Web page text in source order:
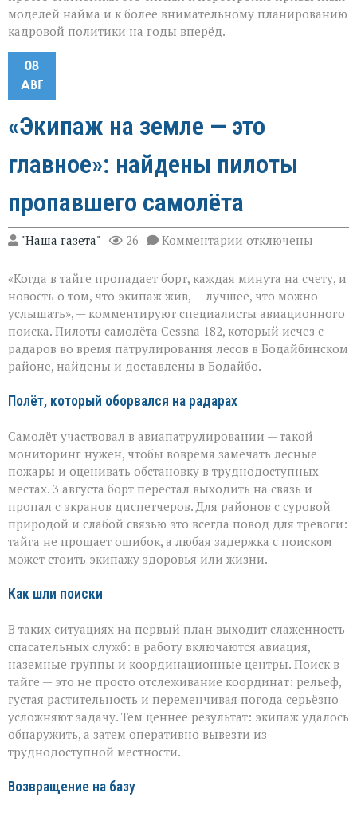
моделей найма и к более внимательному планированию
кадровой политики на годы вперёд.
08
АВГ
«Экипаж на земле — это
главное»: найдены пилоты
пропавшего самолёта
"Наша газета" 26 Комментарии к
записи
на
земле — это
главное»:
найдены
пилоты
пропавшего
самолёта
отключены
«Когда в тайге пропадает борт, каждая минута на счету, и
новость о том, что экипаж жив, — лучшее, что можно
услышать», — комментируют специалисты авиационного
поиска. Пилоты самолёта Cessna 182, который исчез с
радаров во время патрулирования лесов в Бодайбинском
районе, найдены и доставлены в Бодайбо.
Полёт, который оборвался на радарах
Самолёт участвовал в авиапатрулировании — такой
мониторинг нужен, чтобы вовремя замечать лесные
пожары и оценивать обстановку в труднодоступных
местах. 3 августа борт перестал выходить на связь и
пропал с экранов диспетчеров. Для районов с суровой
природой и слабой связью это всегда повод для тревоги:
тайга не прощает ошибок, а любая задержка с поиском
может стоить экипажу здоровья или жизни.
Как шли поиски
В таких ситуациях на первый план выходит слаженность
спасательных служб: в работу включаются авиация,
наземные группы и координационные центры. Поиск в
тайге — это не просто отслеживание координат: рельеф,
густая растительность и переменчивая погода серьёзно
усложняют задачу. Тем ценнее результат: экипаж удалось
обнаружить, а затем оперативно вывезти из
труднодоступной местности.
Возвращение на базу